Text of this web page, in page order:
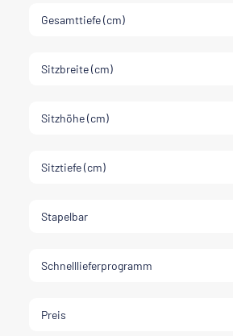
Gesamttiefe (cm)
Sitzbreite (cm)
Sitzhöhe (cm)
Sitztiefe (cm)
Stapelbar
Schnelllieferprogramm
Preis